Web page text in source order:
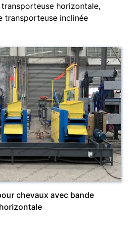
transporteuse horizontale,
transporteuse inclinée
chevaux avec bande
horizontale